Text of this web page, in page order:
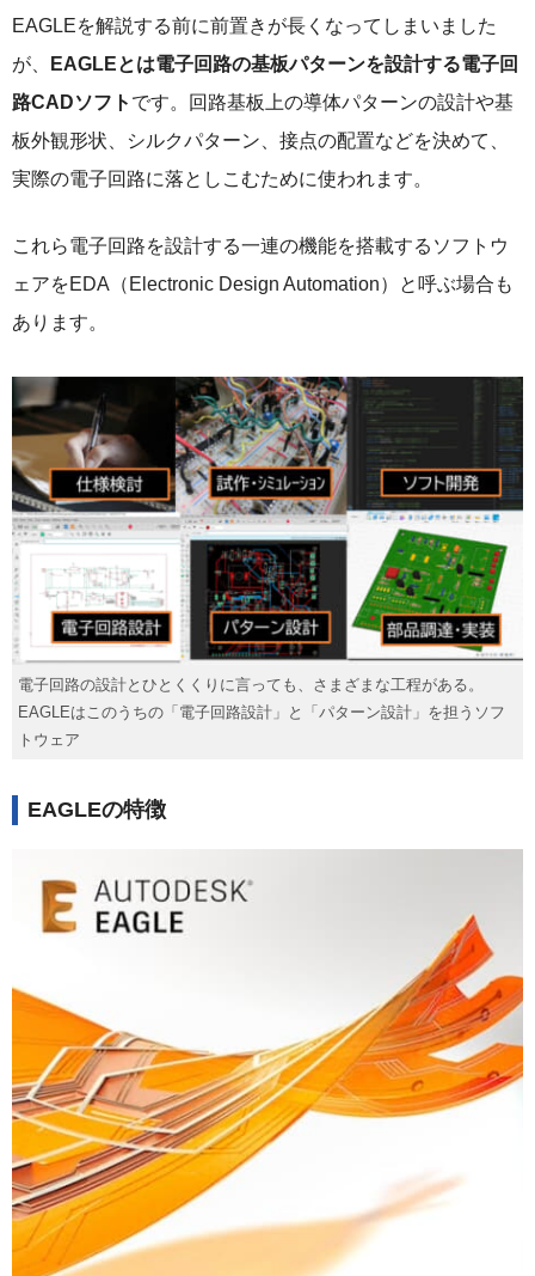
EAGLEを解説する前に前置きが長くなってしまいました
が、
EAGLEとは電子回路の基板パターンを設計する電子回
路CADソフト です。回路基板上の導体パターンの設計や基
板外観形状、シルクパターン、接点の配置などを決めて、
実際の電子回路に落としこむために使われます。
これら電子回路を設計する一連の機能を搭載するソフトウ
ェアをEDA（Electronic Design Automation）と呼ぶ場合も
あります。
電子回路の設計とひとくくりに言っても、さまざまな工程がある。
EAGLEはこのうちの「電子回路設計」と「パターン設計」を担うソフ
トウェア
EAGLEの特徴